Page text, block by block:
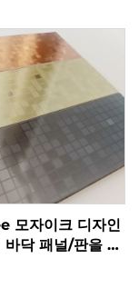
엌 캐비닛
모자이크 디자인
바닥 패널/판을 위